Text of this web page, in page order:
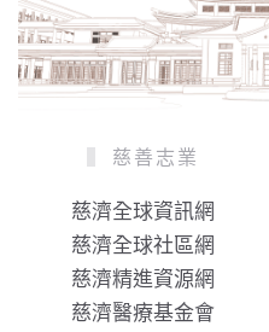
慈善志業
慈濟全球資訊網
慈濟全球社區網
慈濟精進資源網
慈濟醫療基金會